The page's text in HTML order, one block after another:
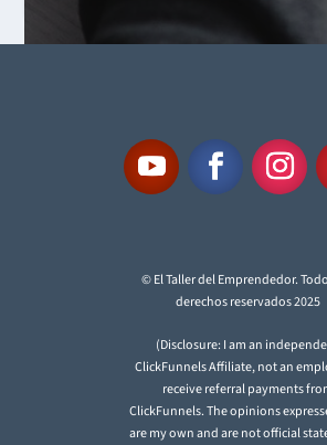
© El Taller del Emprendedor.
derechos reservados 2025
(Disclosure: I am an
ClickFunnels Affiliate, not an
receive referral payments
ClickFunnels. The opinions
are my own and are not official